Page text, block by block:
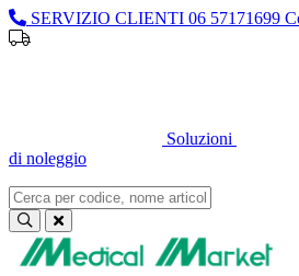
SERVIZIO CLIENTI 06 57171699
Soluzioni
di noleggio